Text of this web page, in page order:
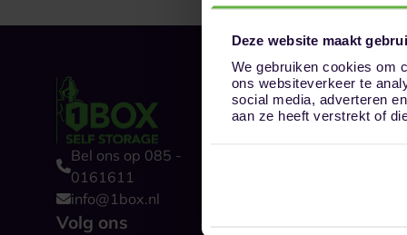
Deze website maakt
We gebruiken cookies om
ons websiteverkeer te
social media, adverteren
aan ze heeft verstrekt of
Bel ons op 085 -
0161611
info@1box.nl
Volg ons
Onze
Alkmaar